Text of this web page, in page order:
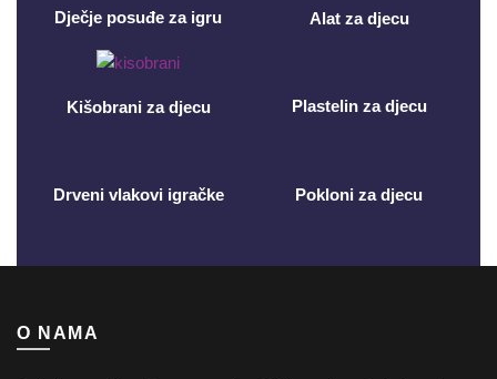
Dječje posuđe za igru Alat za djecu
Kišobrani za djecu Plastelin za djecu
Drveni vlakovi igračke Pokloni za djecu
O NAMA